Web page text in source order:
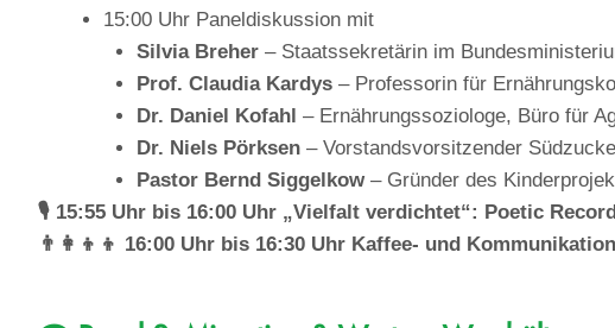
15:00 Uhr Paneldiskussion mit
Silvia Breher– Staatssekretärin im
Prof. Claudia Kardys– Professorin für
Dr. Daniel Kofahl – Ernährungssoziologe, Büro für
Dr. Niels Pörksen – Vorstandsvorsitzender
Pastor Bernd Siggelkow– Gründer des
🎙️ 15:55 Uhr bis 16:00 Uhr „Vielfalt verdichtet“: Poetic
👨‍👩‍👦‍👦 16:00 Uhr bis 16:30 Uhr Kaffee- und